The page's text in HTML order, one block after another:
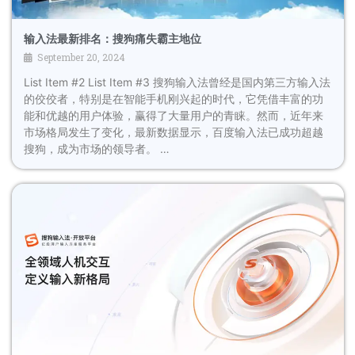
输入法最新排名：搜狗痛失霸主地位
September 20, 2024
List Item #2 List Item #3 搜狗输入法曾经是国内第三方输入法
的佼佼者，特别是在智能手机刚兴起的时代，它凭借丰富的功
能和优越的用户体验，赢得了大量用户的青睐。然而，近年来
市场格局发生了变化，最新数据显示，百度输入法已成功超越
搜狗，成为市场的领导者。 …